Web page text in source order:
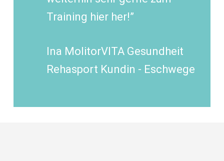
Training hier her!”
Ina MolitorVITA Gesundheit
Rehasport Kundin - Eschwege